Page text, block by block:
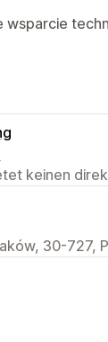
wsparcie
keinen
30-727,